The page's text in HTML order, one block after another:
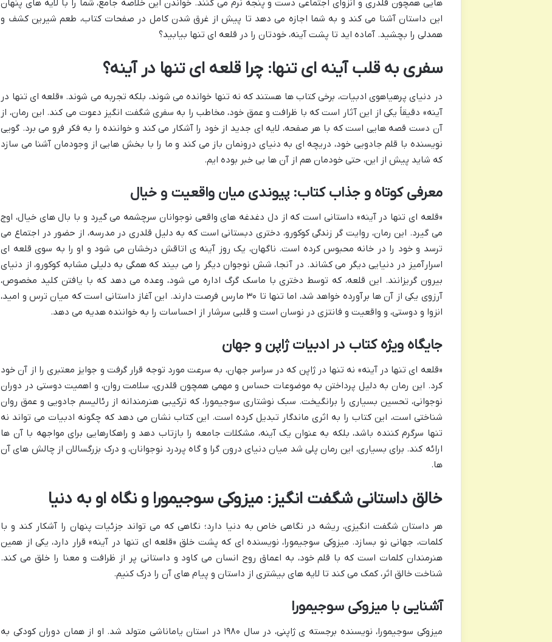
هایی همچون قلدری و انزوای اجتماعی دست و پنجه نرم می کنند. خواندن این خلاصه جامع، شما را با لایه های پنهان
این داستان آشنا می کند و به شما اجازه می دهد تا پیش از غرق شدن کامل در صفحات کتاب، طعم شیرین کشف و
همدلی را بچشید. آماده اید تا پشت آینه، خودتان را در قلعه ای تنها بیابید؟
سفری به قلب آینه ای تنها: چرا قلعه ای تنها در آینه؟
در دنیای پرهیاهوی ادبیات، برخی کتاب ها هستند که نه تنها خوانده می شوند، بلکه تجربه می شوند. «قلعه ای تنها در
آینه» دقیقاً یکی از این آثار است که با ظرافت و عمق خود، مخاطب را به سفری شگفت انگیز دعوت می کند. این رمان، از
آن دست قصه هایی است که با هر صفحه، لایه ای جدید از خود را آشکار می کند و خواننده را به فکر فرو می برد. گویی
نویسنده با قلم جادویی خود، دریچه ای به دنیای درونمان باز می کند و ما را با بخش هایی از وجودمان آشنا می سازد
که شاید پیش از این، حتی خودمان هم از آن ها بی خبر بوده ایم.
معرفی کوتاه و جذاب کتاب: پیوندی میان واقعیت و خیال
«قلعه ای تنها در آینه» داستانی است که از دل دغدغه های واقعی نوجوانان سرچشمه می گیرد و با بال های خیال، اوج
می گیرد. این رمان، روایت گر زندگی کوکورو، دختری دبستانی است که به دلیل قلدری در مدرسه، از حضور در اجتماع می
ترسد و خود را در خانه محبوس کرده است. ناگهان، یک روز آینه ی اتاقش درخشان می شود و او را به سوی قلعه ای
اسرارآمیز در دنیایی دیگر می کشاند. در آنجا، شش نوجوان دیگر را می بیند که همگی به دلیلی مشابه کوکورو، از دنیای
بیرون گریزانند. این قلعه، که توسط دختری با ماسک گرگ اداره می شود، وعده می دهد که با یافتن کلید مخصوص،
آرزوی یکی از آن ها برآورده خواهد شد، اما تنها تا ۳۰ مارس فرصت دارند. این آغاز داستانی است که میان ترس و امید،
انزوا و دوستی، و واقعیت و فانتزی در نوسان است و قلبی سرشار از احساسات را به خواننده هدیه می دهد.
جایگاه ویژه کتاب در ادبیات ژاپن و جهان
«قلعه ای تنها در آینه» نه تنها در ژاپن که در سراسر جهان، به سرعت مورد توجه قرار گرفت و جوایز معتبری را از آن خود
کرد. این رمان به دلیل پرداختن به موضوعات حساس و مهمی همچون قلدری، سلامت روان، و اهمیت دوستی در دوران
نوجوانی، تحسین بسیاری را برانگیخت. سبک نوشتاری سوجیمورا، که ترکیبی هنرمندانه از رئالیسم جادویی و عمق روان
شناختی است، این کتاب را به اثری ماندگار تبدیل کرده است. این کتاب نشان می دهد که چگونه ادبیات می تواند نه
تنها سرگرم کننده باشد، بلکه به عنوان یک آینه، مشکلات جامعه را بازتاب دهد و راهکارهایی برای مواجهه با آن ها
ارائه کند. برای بسیاری، این رمان پلی شد میان دنیای درون گرا و گاه پردرد نوجوانان، و درک بزرگسالان از چالش های آن
ها.
خالق داستانی شگفت انگیز: میزوکی سوجیمورا و نگاه او به دنیا
هر داستان شگفت انگیزی، ریشه در نگاهی خاص به دنیا دارد؛ نگاهی که می تواند جزئیات پنهان را آشکار کند و با
کلمات، جهانی نو بسازد. میزوکی سوجیمورا، نویسنده ای که پشت خلق «قلعه ای تنها در آینه» قرار دارد، یکی از همین
هنرمندان کلمات است که با قلم خود، به اعماق روح انسان می کاود و داستانی پر از ظرافت و معنا را خلق می کند.
شناخت خالق اثر، کمک می کند تا لایه های بیشتری از داستان و پیام های آن را درک کنیم.
آشنایی با میزوکی سوجیمورا
میزوکی سوجیمورا، نویسنده برجسته ی ژاپنی، در سال ۱۹۸۰ در استان یاماناشی متولد شد. او از همان دوران کودکی به